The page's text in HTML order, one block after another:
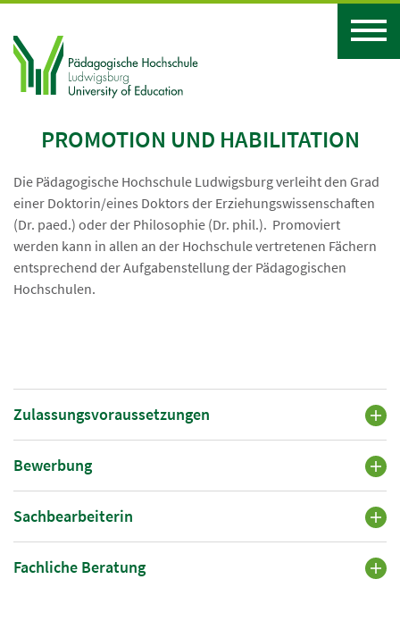
PROMOTION UND HABILITATION
Die Pädagogische Hochschule Ludwigsburg verleiht den Grad
einer Doktorin/eines Doktors der Erziehungswissenschaften
(Dr. paed.) oder der Philosophie (Dr. phil.). Promoviert
werden kann in allen an der Hochschule vertretenen Fächern
entsprechend der Aufgabenstellung der Pädagogischen
Hochschulen.
Zulassungsvoraussetzungen
Bewerbung
Sachbearbeiterin
Fachliche Beratung